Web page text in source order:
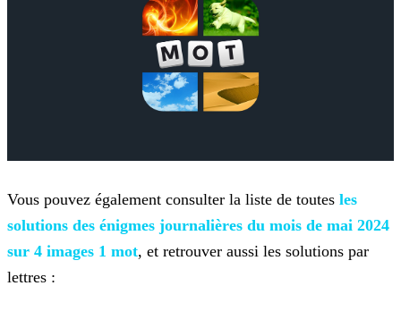
Vous pouvez également consulter la liste de toutes les
solutions des énigmes journalières du mois de mai 2024
sur 4 images 1 mot, et retrouver aussi les solutions par
lettres :